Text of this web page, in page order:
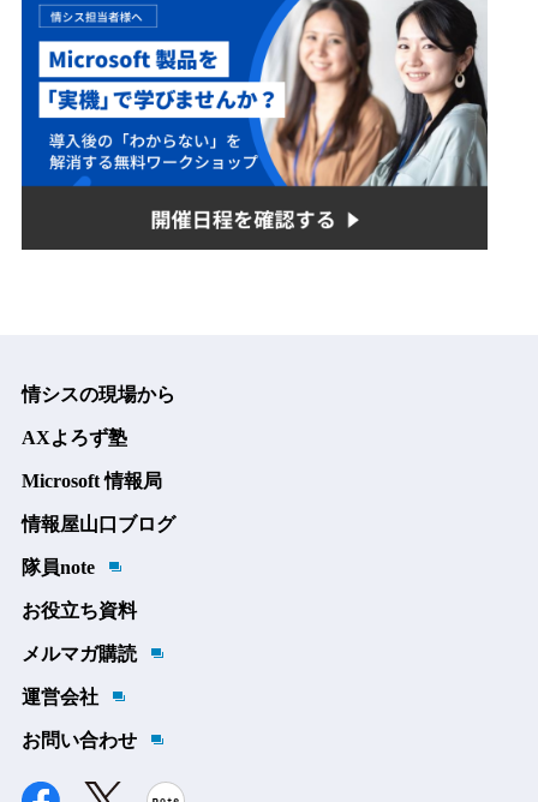
情シスの現場から
AXよろず塾
Microsoft 情報局
情報屋山口ブログ
隊員note
お役立ち資料
メルマガ購読
運営会社
お問い合わせ